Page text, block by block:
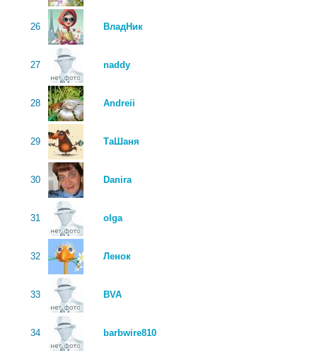
26 ВладНик
27 naddy
28 Andreii
29 ТаШаня
30 Danira
31 olga
32 Ленок
33 BVA
34 barbwire810